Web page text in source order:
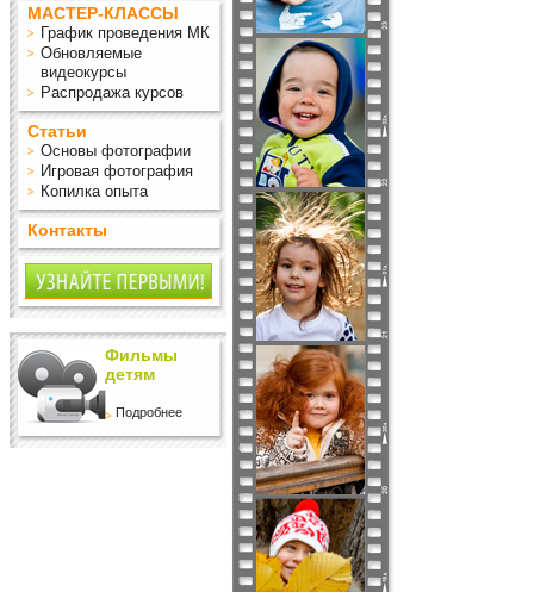
МАСТЕР-КЛАССЫ
График проведения МК
Обновляемые
видеокурсы
Распродажа курсов
Статьи
Основы фотографии
Игровая фотография
Копилка опыта
Контакты
Фильмы
детям
Подробнее